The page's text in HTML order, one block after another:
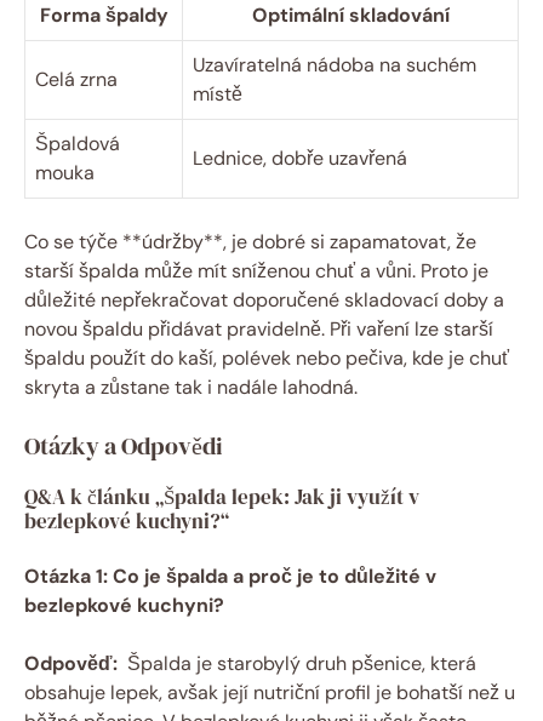
Forma špaldy Optimální skladování
Celá zrna
Uzavíratelná nádoba⁢ na suchém
místě
Špaldová
mouka
Lednice,⁣ dobře uzavřená
Co se týče ​**údržby**, je dobré si zapamatovat, že‌
starší špalda může⁢ mít sníženou chuť ⁤a‍ vůni. Proto je
důležité⁣ nepřekračovat doporučené skladovací⁤ doby a​
novou ‍špaldu‍ přidávat ⁤pravidelně.⁤ Při vaření lze starší​
špaldu použít do kaší, polévek nebo pečiva, kde je chuť
skryta a zůstane tak i ⁢nadále ⁣lahodná.
Otázky a Odpovědi
Q&A‍ k článku „Špalda lepek: Jak ji⁣ využít v
bezlepkové ​kuchyni?“
Otázka 1: Co je ​špalda a proč je to důležité v
‍bezlepkové‍ kuchyni?
Odpověď: ‍ Špalda je ‍starobylý ‌druh pšenice, která‍
obsahuje lepek, ‍avšak ‌její nutriční profil je bohatší než u